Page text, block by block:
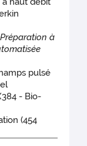
à
pulsé
- Bio-
(454